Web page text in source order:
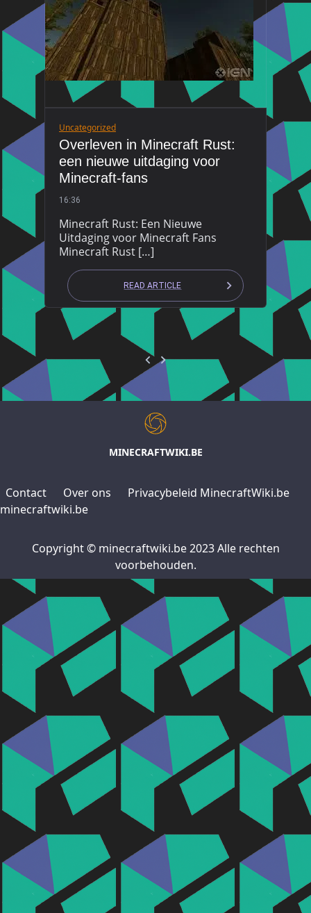
Uncategorized
Overleven in Minecraft Rust:
een nieuwe uitdaging voor
Minecraft-fans
16:36
Minecraft Rust: Een Nieuwe
Uitdaging voor Minecraft Fans
Minecraft Rust […]
READ ARTICLE
MINECRAFTWIKI.BE
Contact Over ons
Privacybeleid MinecraftWiki.be
minecraftwiki.be
Copyright © minecraftwiki.be 2023 Alle rechten
voorbehouden.